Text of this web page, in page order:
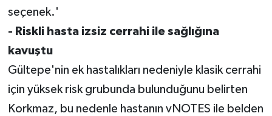
seçenek.'
- Riskli hasta izsiz cerrahi ile sağlığına
kavuştu
Gültepe'nin ek hastalıkları nedeniyle klasik cerrahi
için yüksek risk grubunda bulunduğunu belirten
Korkmaz, bu nedenle hastanın vNOTES ile belden